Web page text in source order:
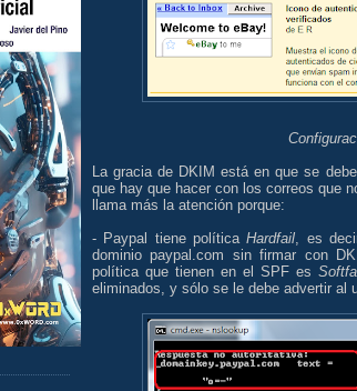
La gracia de DKIM está en que se
que hay que hacer con los correos que
llama más la atención porque:
- Paypal tiene políticaHardfail , es
dominio paypal.com sin firmar con
política que tienen en el SPF es
eliminados, y sólo se le debe advertir al